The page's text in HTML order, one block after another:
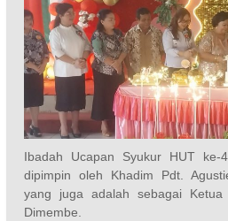
Ibadah Ucapan Syukur HUT ke-
dipimpin oleh Khadim Pdt.
yang juga adalah sebagai Ketua
Dimembe.